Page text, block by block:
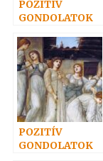
POZITÍV
GONDOLATOK
POZITÍV
GONDOLATOK